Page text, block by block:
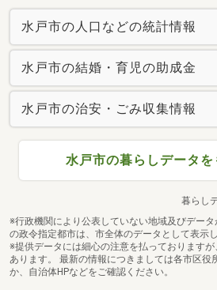
水戸市の人口などの統計情報
水戸市の結婚・育児の助成金
水戸市の治安・ごみ収集情報
水戸市の暮らしデータを
暮らし
※行政機関により公表していない地域及びデー
の政令指定都市は、市全体のデータとして表示し
※提供データには細心の注意を払っております
あります。 最新の情報につきましては各市区役
か、自治体HPなどをご確認ください。